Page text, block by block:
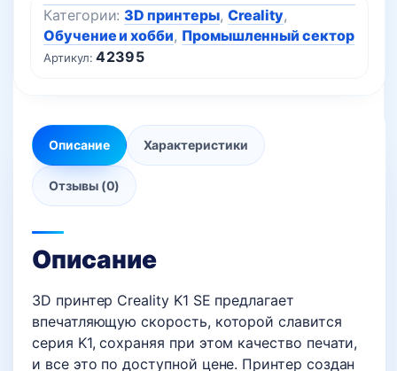
Артикул:42395
Категории: 3D принтеры, Creality,
Обучение и хобби, Промышленный сектор
Описание Характеристики
Отзывы (0)
Описание
3D принтер Creality K1 SE предлагает
впечатляющую скорость, которой славится
серия K1, сохраняя при этом качество печати,
и все это по доступной цене. Принтер создан